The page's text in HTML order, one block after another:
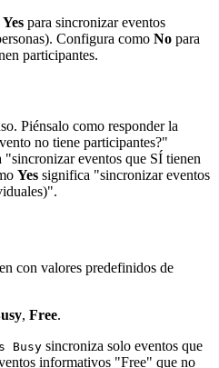
Yes para sincronizar eventos
Configura como No para
participantes.
Piénsalo como responder la
no tiene participantes?"
"sincronizar eventos que SÍ tienen
Yes significa "sincronizar eventos
con valores predefinidos de
, Free.
Busy sincroniza solo eventos que
informativos "Free" que no